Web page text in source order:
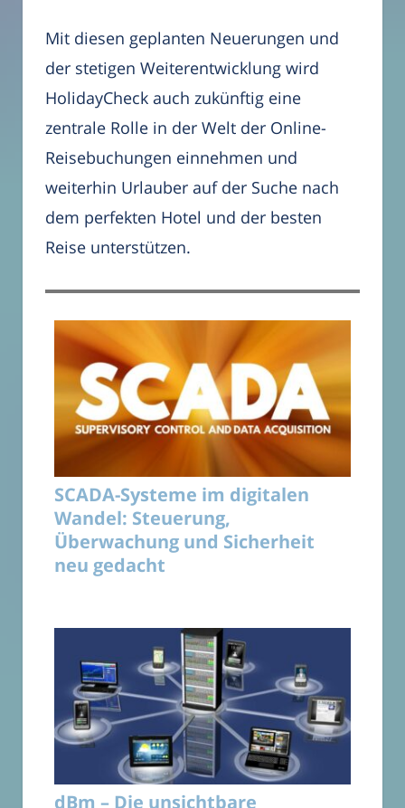
Mit diesen geplanten Neuerungen und
der stetigen Weiterentwicklung wird
HolidayCheck auch zukünftig eine
zentrale Rolle in der Welt der Online-
Reisebuchungen einnehmen und
weiterhin Urlauber auf der Suche nach
dem perfekten Hotel und der besten
Reise unterstützen.
SCADA-Systeme im digitalen
Wandel: Steuerung,
Überwachung und Sicherheit
neu gedacht
dBm – Die unsichtbare